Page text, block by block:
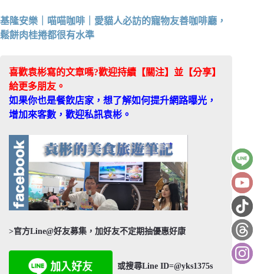
基隆安樂｜喵喵咖啡｜愛貓人必訪的寵物友善咖啡廳，
鬆餅肉桂捲都很有水準
喜歡袁彬寫的文章嗎?歡迎持續【關注】並【分享】
給更多朋友。
如果你也是餐飲店家，想了解如何提升網路曝光，
增加來客數，歡迎私訊袁彬。
>官方Line@好友募集，加好友不定期抽優惠好康
或搜尋Line ID=@yks1375s